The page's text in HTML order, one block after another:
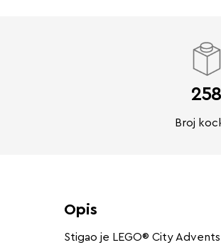
258
Broj
Opis
Stigao je LEGO® City